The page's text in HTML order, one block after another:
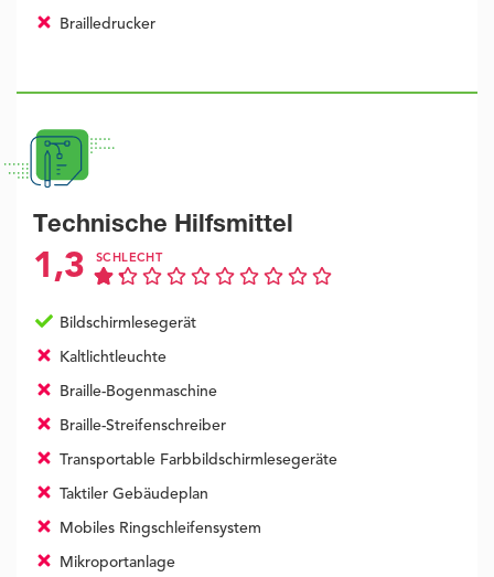
Brailledrucker
Technische Hilfsmittel
1,3 SCHLECHT
Bildschirmlesegerät
Kaltlichtleuchte
Braille-Bogenmaschine
Braille-Streifenschreiber
Transportable Farbbildschirmlesegeräte
Taktiler Gebäudeplan
Mobiles Ringschleifensystem
Mikroportanlage